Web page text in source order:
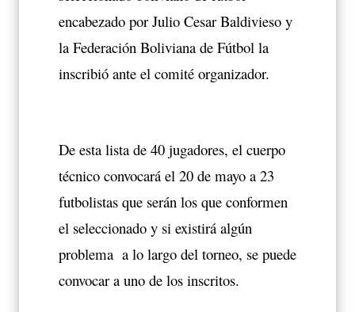
encabezado por Julio Cesar Baldivieso y
la Federación Boliviana de Fútbol la
inscribió ante el comité organizador.
De esta lista de 40 jugadores, el cuerpo
técnico convocará el 20 de mayo a 23
futbolistas que serán los que conformen
el seleccionado y si existirá algún
problema a lo largo del torneo, se puede
convocar a uno de los inscritos.